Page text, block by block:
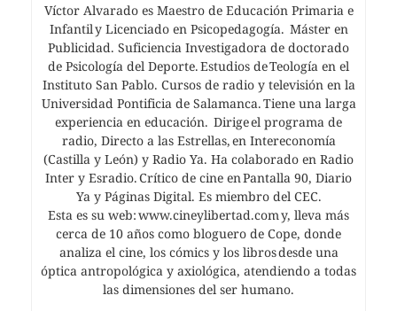
Víctor Alvarado es Maestro de Educación Primaria e
Infantil y Licenciado en Psicopedagogía. Máster en
Publicidad. Suficiencia Investigadora de doctorado
de Psicología del Deporte. Estudios de Teología en el
Instituto San Pablo. Cursos de radio y televisión en la
Universidad Pontificia de Salamanca. Tiene una larga
experiencia en educación. Dirige el programa de
radio, Directo a las Estrellas, en Intereconomía
(Castilla y León) y Radio Ya. Ha colaborado en Radio
Inter y Esradio. Crítico de cine en Pantalla 90, Diario
Ya y Páginas Digital. Es miembro del CEC.
Esta es su web: www.cineylibertad.com y, lleva más
cerca de 10 años como bloguero de Cope, donde
analiza el cine, los cómics y los libros desde una
óptica antropológica y axiológica, atendiendo a todas
las dimensiones del ser humano.